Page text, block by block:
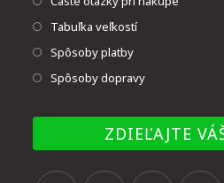
Tabuľka veľkostí
Spôsoby platby
Spôsoby dopravy
ZDIEĽAJTE